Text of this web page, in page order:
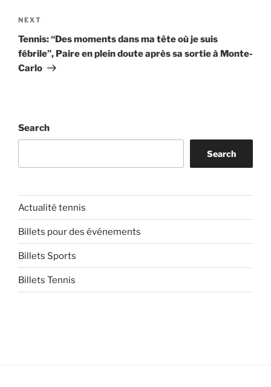
Next
Post
NEXT
Tennis: “Des moments dans ma tête où je suis
fébrile”, Paire en plein doute après sa sortie à Monte-
Carlo
Search
Search
Actualité tennis
Billets pour des événements
Billets Sports
Billets Tennis